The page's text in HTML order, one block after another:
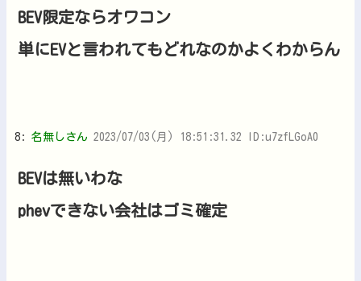
BEV限定ならオワコン
単にEVと言われてもどれなのかよくわからん
8: 名無しさん 2023/07/03(月) 18:51:31.32 ID:u7zfLGoA0
BEVは無いわな
phevできない会社はゴミ確定